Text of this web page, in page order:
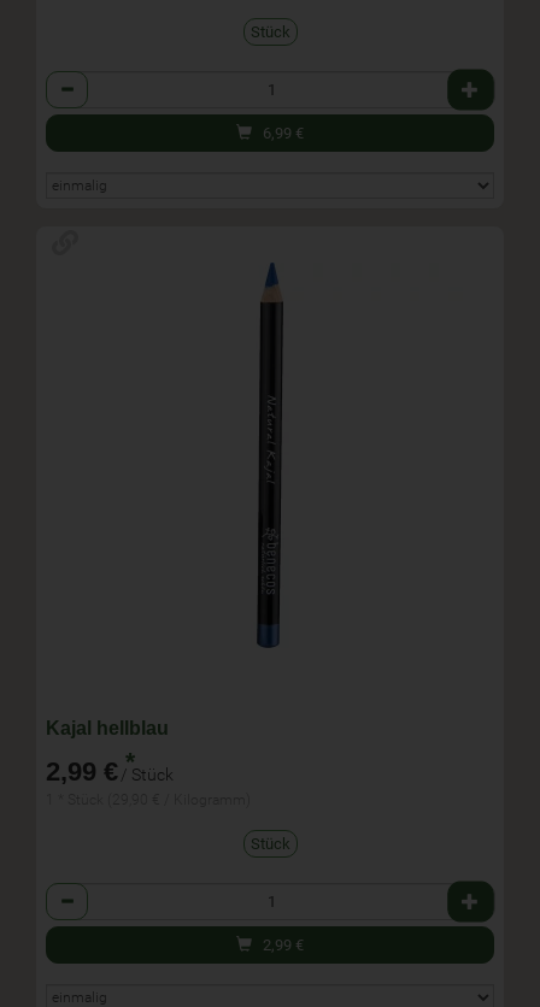
Stück
Anzahl
6,99 €
Kajal hellblau
2,99 € *
/ Stück
Stück
Anzahl
2,99 €